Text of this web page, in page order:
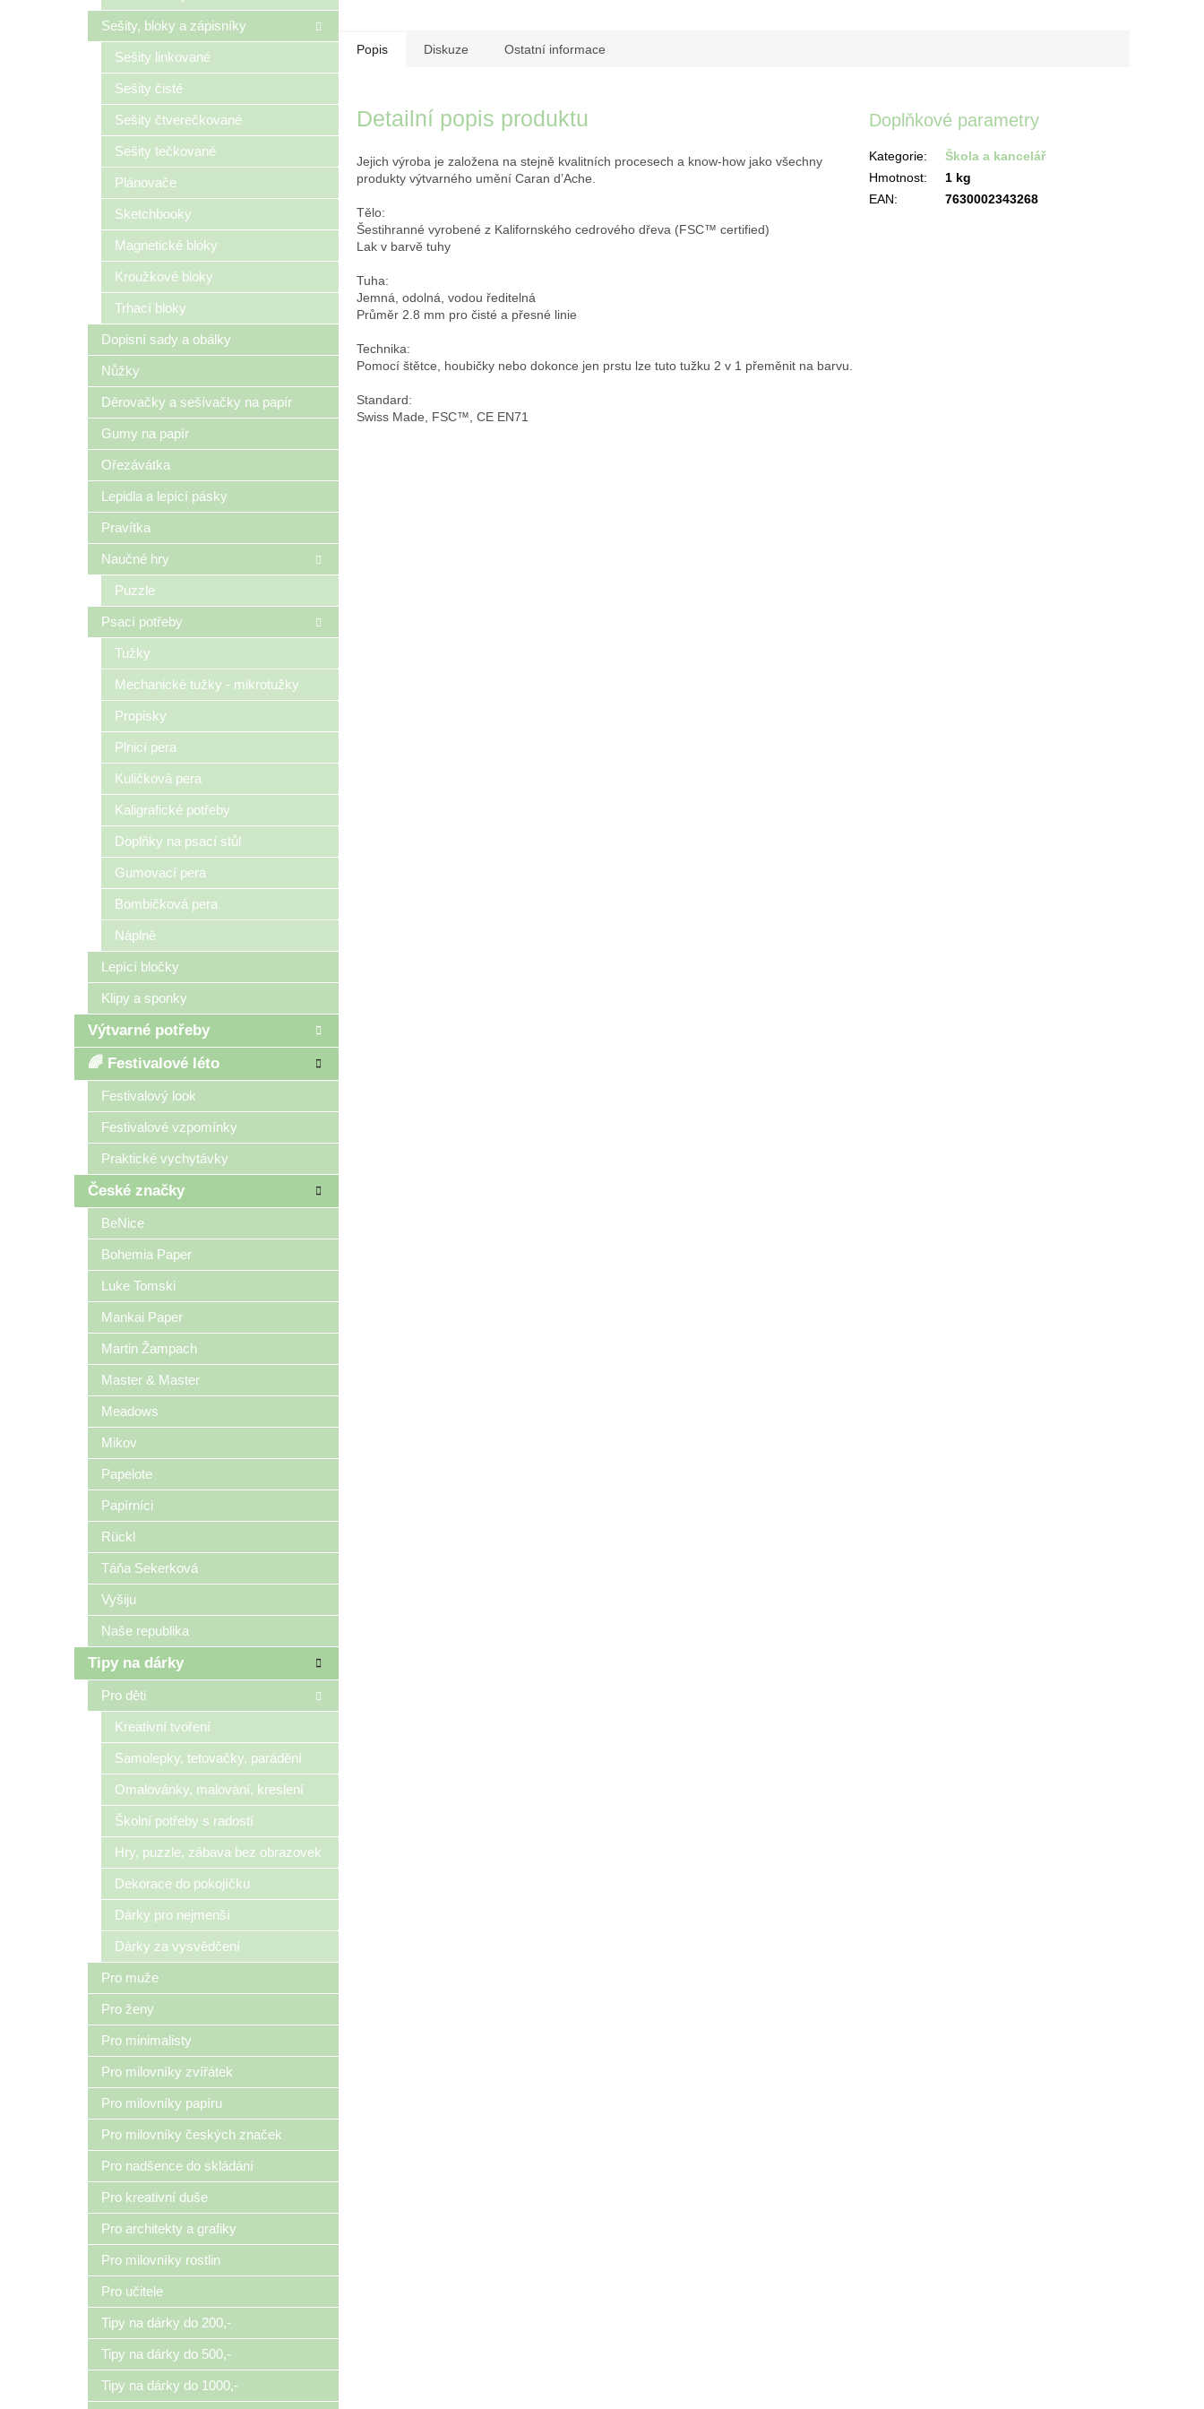
Sešity, bloky a zápisníky
Sešity linkované
Sešity čisté
Sešity čtverečkované
Sešity tečkované
Plánovače
Sketchbooky
Magnetické bloky
Kroužkové bloky
Trhací bloky
Dopisní sady a obálky
Nůžky
Děrovačky a sešívačky na papír
Gumy na papír
Ořezávátka
Lepidla a lepící pásky
Pravítka
Naučné hry
Puzzle
Psací potřeby
Tužky
Mechanické tužky - mikrotužky
Propisky
Plnicí pera
Kuličková pera
Kaligrafické potřeby
Doplňky na psací stůl
Gumovací pera
Bombičková pera
Náplně
Lepící bločky
Klipy a sponky
Výtvarné potřeby
🌈 Festivalové léto
Festivalový look
Festivalové vzpomínky
Praktické vychytávky
České značky
BeNice
Bohemia Paper
Luke Tomski
Mankai Paper
Martin Žampach
Master & Master
Meadows
Mikov
Papelote
Papírníci
Rückl
Táňa Sekerková
Vyšiju
Naše republika
Tipy na dárky
Pro děti
Kreativní tvoření
Samolepky, tetovačky, parádění
Omalovánky, malování, kreslení
Školní potřeby s radostí
Hry, puzzle, zábava bez obrazovek
Dekorace do pokojíčku
Dárky pro nejmenší
Dárky za vysvědčení
Pro muže
Pro ženy
Pro minimalisty
Pro milovníky zvířátek
Pro milovníky papíru
Pro milovníky českých značek
Pro nadšence do skládání
Pro kreativní duše
Pro architekty a grafiky
Pro milovníky rostlin
Pro učitele
Tipy na dárky do 200,-
Tipy na dárky do 500,-
Tipy na dárky do 1000,-
Popis Diskuze Ostatní informace
Detailní popis produktu
Jejich výroba je založena na stejně kvalitních procesech a know-how jako všechny
produkty výtvarného umění Caran d’Ache.
Tělo:
Šestihranné vyrobené z Kalifornského cedrového dřeva (FSC™ certified)
Lak v barvě tuhy
Tuha:
Jemná, odolná, vodou ředitelná
Průměr 2.8 mm pro čisté a přesné linie
Technika:
Pomocí štětce, houbičky nebo dokonce jen prstu lze tuto tužku 2 v 1 přeměnit na barvu.
Standard:
Swiss Made, FSC™, CE EN71
Doplňkové parametry
Kategorie:
Škola a kancelář
Hmotnost:
1 kg
EAN: 7630002343268